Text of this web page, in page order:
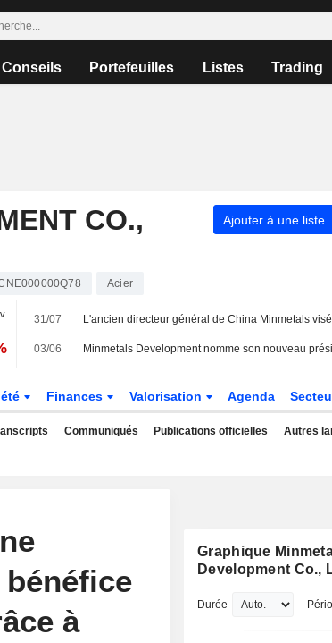
Conseils Portefeuilles Listes Trading
CO.,
Ajouter à une liste
Acier
31/07
03/06 Minmetals Development nomme son nouveau
Finances Valorisation Agenda
Communiqués Publications officielles Autres
bénéfice
à
Graphique
Development Co.,
Durée